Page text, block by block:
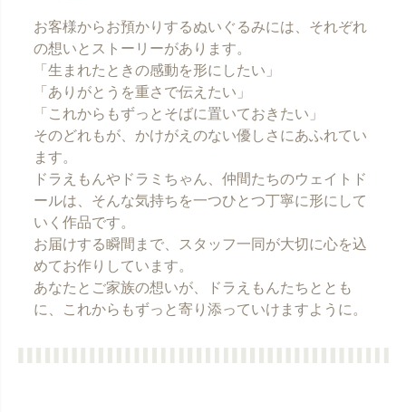
お客様からお預かりするぬいぐるみには、それぞれ
の想いとストーリーがあります。
「生まれたときの感動を形にしたい」
「ありがとうを重さで伝えたい」
「これからもずっとそばに置いておきたい」
そのどれもが、かけがえのない優しさにあふれてい
ます。
ドラえもんやドラミちゃん、仲間たちのウェイトド
ールは、そんな気持ちを一つひとつ丁寧に形にして
いく作品です。
お届けする瞬間まで、スタッフ一同が大切に心を込
めてお作りしています。
あなたとご家族の想いが、ドラえもんたちととも
に、これからもずっと寄り添っていけますように。